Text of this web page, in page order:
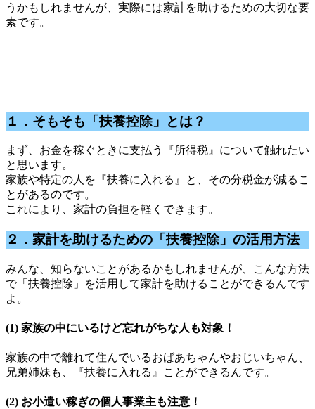
うかもしれませんが、実際には家計を助けるための大切な要
素です。
１．そもそも「扶養控除」とは？
まず、お金を稼ぐときに支払う『所得税』について触れたい
と思います。
家族や特定の人を『扶養に入れる』と、その分税金が減るこ
とがあるのです。
これにより、家計の負担を軽くできます。
２．家計を助けるための「扶養控除」の活用方法
みんな、知らないことがあるかもしれませんが、こんな方法
で「扶養控除」を活用して家計を助けることができるんです
よ。
(1) 家族の中にいるけど忘れがちな人も対象！
家族の中で離れて住んでいるおばあちゃんやおじいちゃん、
兄弟姉妹も、『扶養に入れる』ことができるんです。
(2) お小遣い稼ぎの個人事業主も注意！